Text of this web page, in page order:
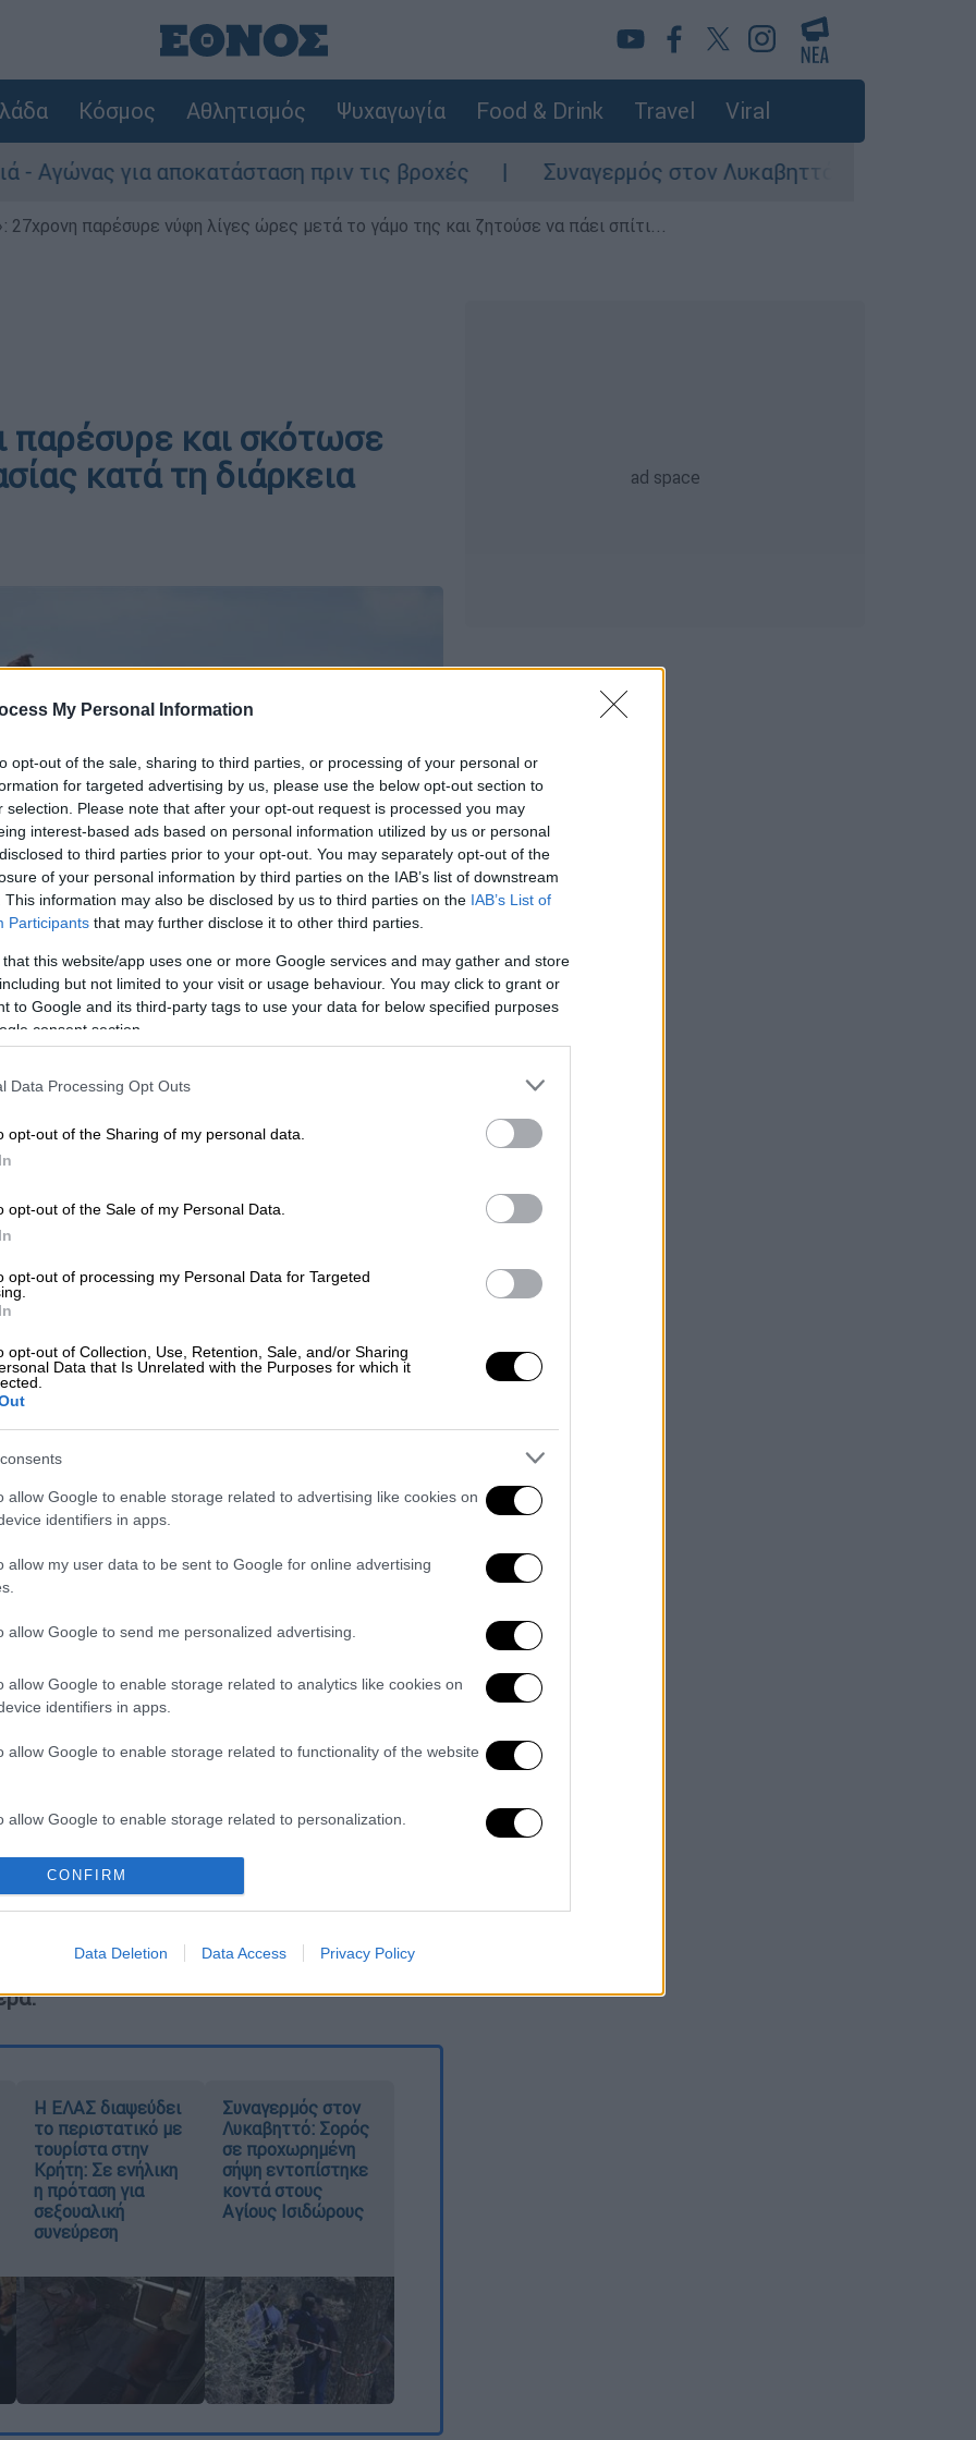
My Personal Information
opt-out of the sale, sharing to third parties, or processing of your personal or
for targeted advertising by us, please use the below opt-out section to
selection. Please note that after your opt-out request is processed you may
interest-based ads based on personal information utilized by us or personal
to third parties prior to your opt-out. You may separately opt-out of the
of your personal information by third parties on the IAB’s list of downstream
This information may also be disclosed by us to third parties on the IAB’s List of
Participants that may further disclose it to other third parties.
that this website/app uses one or more Google services and may gather and store
but not limited to your visit or usage behaviour. You may click to grant or
to Google and its third-party tags to use your data for below specified purposes
consent section.
Data Processing Opt Outs
opt-out of the Sharing of my personal data.
opt-out of the Sale of my Personal Data.
opt-out of processing my Personal Data for Targeted
opt-out of Collection, Use, Retention, Sale, and/or Sharing
Data that Is Unrelated with the Purposes for which it
allow Google to enable storage related to advertising like cookies on
identifiers in apps.
allow my user data to be sent to Google for online advertising
allow Google to send me personalized advertising.
allow Google to enable storage related to analytics like cookies on
identifiers in apps.
allow Google to enable storage related to functionality of the website
allow Google to enable storage related to personalization.
allow Google to enable storage related to security, including
functionality and fraud prevention, and other user protection.
CONFIRM
Data Deletion Data Access Privacy Policy
Κόσμος Αθλητισμός Ψυχαγωγία Food & Drink Travel Viral
για αποκατάσταση πριν τις βροχές Συναγερμός στον Λυκαβηττό: Σορός σε
παρέσυρε νύφη λίγες ώρες μετά το γάμο της και ζητούσε να πάει σπίτι...
παρέσυρε και σκότωσε
κατά τη διάρκεια
της αμερικανικής ποδηλασίας η
κατά τη διάρκεια προπόνησης. Όπως
του αθλήματος
πολιτεία του
να χάσει τη ζωή του.
Έμεινε εγκλωβισμένη για τρεις
στην οικογένεια του Γουάιτ, στους
στην κοινότητα του Boulder κατά τη
στιγμής.Ποδηλατούμε για τον
ομοσπονδία ποδηλασίας των ΗΠΑ.
στην ποδηλασία εκτός δρόμου και
σε εθνικό επίπεδο σε ηλικία μόλις10
φορά στοΠαγκόσμιο
ένα GoFundMe στη μνήμη του που
Η ΕΛΑΣ διαψεύδει
το περιστατικό με
τουρίστα στην
Κρήτη: Σε ενήλικη
η πρόταση για
σεξουαλική
συνεύρεση
Συναγερμός στον
Λυκαβηττό: Σορός
σε προχωρημένη
σήψη εντοπίστηκε
κοντά στους
Αγίους Ισιδώρους